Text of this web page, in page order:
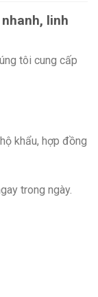
linh
tôi cung cấp
khẩu, hợp đồng
trong ngày.